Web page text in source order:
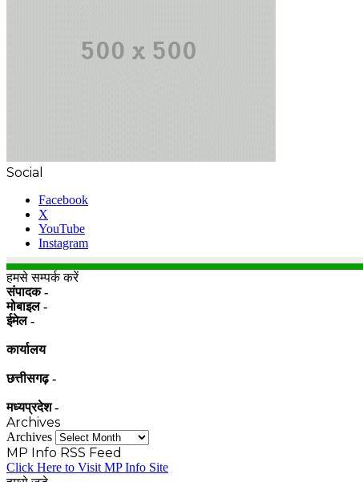
Social
Facebook
X
YouTube
Instagram
हमसे सम्पर्क करें
संपादक -
मोबाइल -
ईमेल -
कार्यालय
छत्तीसगढ़ -
मध्यप्रदेश -
Archives
Archives
MP Info RSS Feed
Click Here to Visit MP Info Site